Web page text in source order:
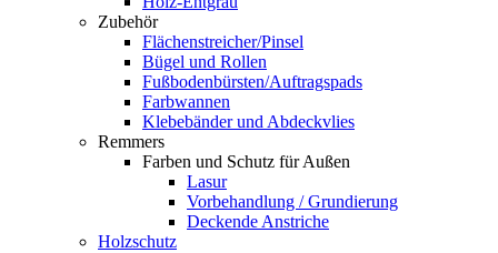
Zubehör
Flächenstreicher/Pinsel
Bügel und Rollen
Fußbodenbürsten/Auftragspads
Farbwannen
Klebebänder und Abdeckvlies
Remmers
Farben und Schutz für Außen
Lasur
Vorbehandlung / Grundierung
Deckende Anstriche
Holzschutz